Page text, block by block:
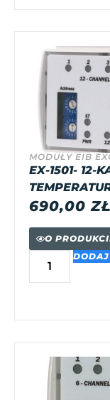
MODUŁY EIB
EX-1501- 12-
690,00ZŁ
O